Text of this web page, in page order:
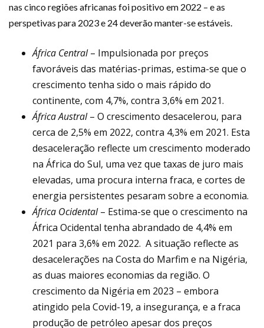
nas cinco regiões africanas foi positivo em 2022 – e as
perspetivas para 2023 e 24 deverão manter-se estáveis.
África Central– Impulsionada por preços
favoráveis das matérias-primas, estima-se que o
crescimento tenha sido o mais rápido do
continente, com 4,7%, contra 3,6% em 2021.
África Austral– O crescimento desacelerou, para
cerca de 2,5% em 2022, contra 4,3% em 2021. Esta
desaceleração reflecte um crescimento moderado
na África do Sul, uma vez que taxas de juro mais
elevadas, uma procura interna fraca, e cortes de
energia persistentes pesaram sobre a economia.
África Ocidental– Estima-se que o crescimento na
África Ocidental tenha abrandado de 4,4% em
2021 para 3,6% em 2022. A situação reflecte as
desacelerações na Costa do Marfim e na Nigéria,
as duas maiores economias da região. O
crescimento da Nigéria em 2023 – embora
atingido pela Covid-19, a insegurança, e a fraca
produção de petróleo apesar dos preços